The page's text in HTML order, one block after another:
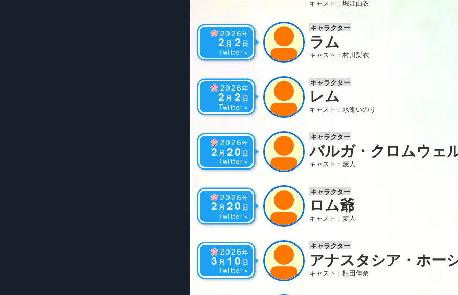
キャスト：堀江由衣
2026年
2 月 2 日
Twitter
キャラクター
ラム
キャスト：村川梨衣
2026年
2 月 2 日
Twitter
キャラクター
レム
キャスト：水瀬いのり
2026年
2 月 20 日
Twitter
キャラクター
バルガ・クロムウェ
キャスト：麦人
2026年
2 月 20 日
Twitter
キャラクター
ロム爺
キャスト：麦人
2026年
3 月 10 日
Twitter
キャラクター
アナスタシア・ホー
キャスト：植田佳奈